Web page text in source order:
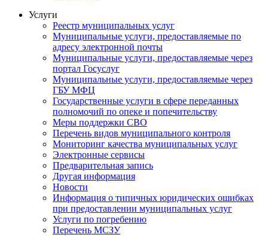
Услуги
Реестр муниципальных услуг
Муниципальные услуги, предоставляемые по
адресу электронной почты
Муниципальные услуги, предоставляемые через
портал Госуслуг
Муниципальные услуги, предоставляемые через
ГБУ МФЦ
Государственные услуги в сфере переданных
полномочий по опеке и попечительству
Меры поддержки СВО
Перечень видов муниципального контроля
Мониторинг качества муниципальных услуг
Электронные сервисы
Предварительная запись
Другая информация
Новости
Информация о типичных юридических ошибках
при предоставлении муниципальных услуг
Услуги по погребению
Перечень МСЗУ